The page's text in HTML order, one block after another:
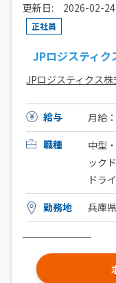
更新日: 2026-02-24
正社員
JPロジスティ
JPロジスティクス
給与
月給
職種
中型
ック
ドラ
勤務地
兵庫